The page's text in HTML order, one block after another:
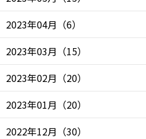
2023年04月 （6）
2023年03月 （15）
2023年02月 （20）
2023年01月 （20）
2022年12月 （30）